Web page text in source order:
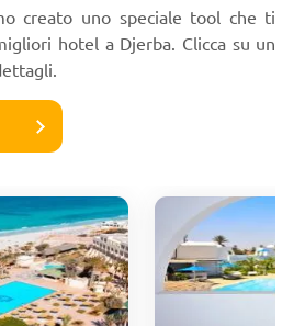
creato uno speciale tool che ti
hotel a Djerba. Clicca su un